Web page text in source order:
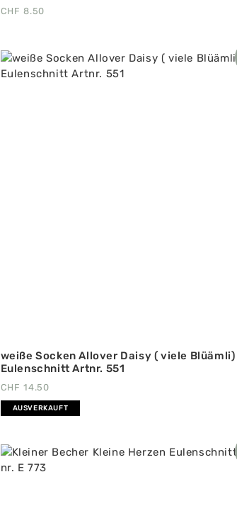
CHF 8.50
weiße Socken Allover Daisy ( viele Blüämli)
Eulenschnitt Artnr. 551
CHF 14.50
AUSVERKAUFT